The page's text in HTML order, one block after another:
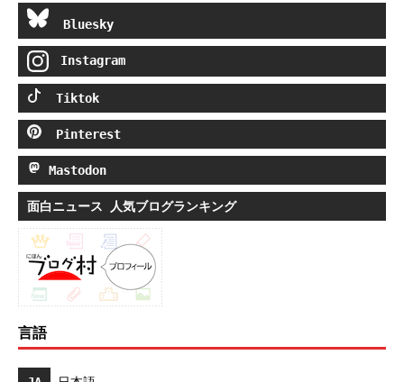
Bluesky
Instagram
Tiktok
Pinterest
Mastodon
面白ニュース 人気ブログランキング
言語